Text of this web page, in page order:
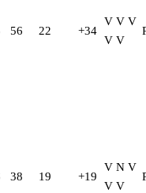
56 22 +34
V V V
V V
38 19 +19
V N V
V V